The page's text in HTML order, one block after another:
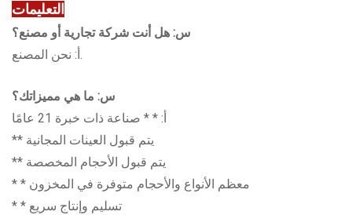
التعليمات
س: هل أنت شركة تجارية أو مصنع؟
أ: نحن المصنع.
س: ما هي مميزاتك؟
أ: * * صناعة ذات خبرة 21 عامًا
** يتم قبول العينات المجانية
** يتم قبول الأحجام المخصصة
* * معظم الأنواع والأحجام متوفرة في المخزون
* * تسليم وإنتاج سريع